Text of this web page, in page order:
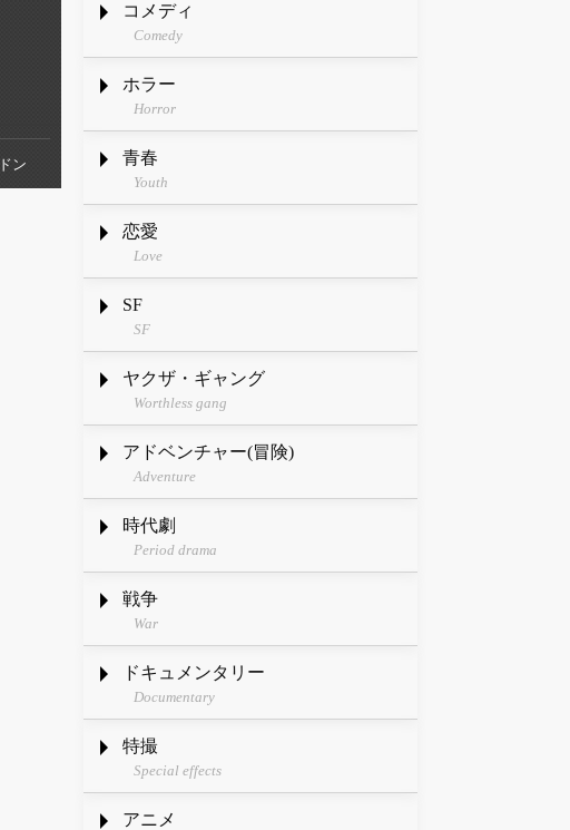
ン
コメディ
Comedy
ホラー
Horror
青春
Youth
恋愛
Love
SF
SF
ヤクザ・ギャング
Worthless gang
アドベンチャー(冒険)
Adventure
時代劇
Period drama
戦争
War
ドキュメンタリー
Documentary
特撮
Special effects
アニメ